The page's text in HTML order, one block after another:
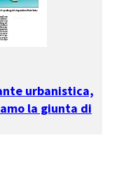
urbanistica,
la giunta di